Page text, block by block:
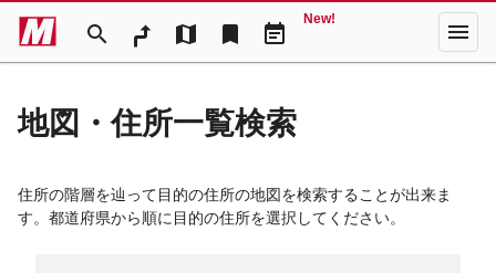
search map bookmark event_note
New! menu
地図・住所一覧検索
住所の階層を辿って目的の住所の地図を検索することが出来ま
す。都道府県から順に目的の住所を選択してください。